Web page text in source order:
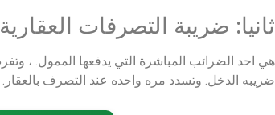
ثانيا: ضريبة التصرفات العقارية
ضريبه الدخل. وتسدد مره واحده عند التصرف بالعقار.